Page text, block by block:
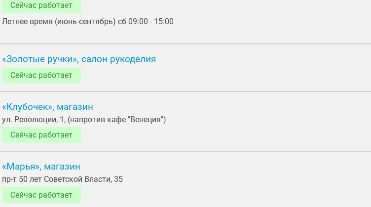
Сейчас работает
Летнее время (июнь-сентябрь) сб 09:00 - 15:00
«Золотые ручки», салон рукоделия
Сейчас работает
«Клубочек», магазин
ул. Революции, 1, (напротив кафе "Венеция")
Сейчас работает
«Марья», магазин
пр-т 50 лет Советской Власти, 35
Сейчас работает